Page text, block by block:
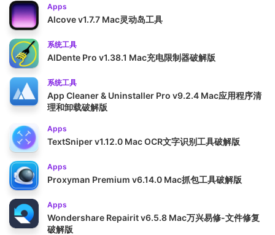
Apps
Alcove v1.7.7 Mac灵动岛工具
系统工具
AlDente Pro v1.38.1 Mac充电限制器破解版
系统工具
App Cleaner & Uninstaller Pro v9.2.4 Mac应用程序清
理和卸载破解版
Apps
TextSniper v1.12.0 Mac OCR文字识别工具破解版
Apps
Proxyman Premium v6.14.0 Mac抓包工具破解版
Apps
Wondershare Repairit v6.5.8 Mac万兴易修-文件修复
破解版